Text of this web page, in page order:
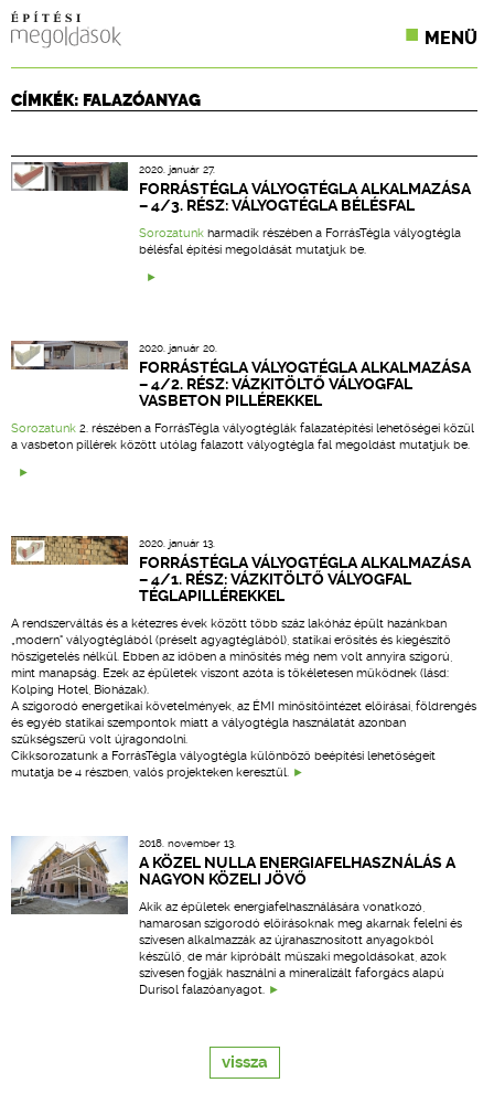
MENÜ
CPR TERMÉKKIÍRÁS
ÉPÍTÉSI JOG
ONLINE KÉPZÉSEK
CÍMKÉK: FALAZÓANYAG
2020. január 27.
FORRÁSTÉGLA VÁLYOGTÉGLA ALKALMAZÁSA
– 4/3. RÉSZ: VÁLYOGTÉGLA BÉLÉSFAL
Sorozatunkharmadik részében a ForrásTégla vályogtégla
bélésfal építési megoldását mutatjuk be.
2020. január 20.
FORRÁSTÉGLA VÁLYOGTÉGLA ALKALMAZÁSA
– 4/2. RÉSZ: VÁZKITÖLTŐ VÁLYOGFAL
VASBETON PILLÉREKKEL
Sorozatunk 2. részében a ForrásTégla vályogtéglák falazatépítési lehetőségei közül
a vasbeton pillérek között utólag falazott vályogtégla fal megoldást mutatjuk be.
2020. január 13.
FORRÁSTÉGLA VÁLYOGTÉGLA ALKALMAZÁSA
– 4/1. RÉSZ: VÁZKITÖLTŐ VÁLYOGFAL
TÉGLAPILLÉREKKEL
A rendszerváltás és a kétezres évek között több száz lakóház épült hazánkban
„modern" vályogtéglából (préselt agyagtéglából), statikai erősítés és kiegészítő
hőszigetelés nélkül. Ebben az időben a minősítés még nem volt annyira szigorú,
mint manapság. Ezek az épületek viszont azóta is tökéletesen működnek (lásd:
Kolping Hotel, Bioházak).
A szigorodó energetikai követelmények, az ÉMI minősítőintézet előírásai, földrengés
és egyéb statikai szempontok miatt a vályogtégla használatát azonban
szükségszerű volt újragondolni.
Cikksorozatunk a ForrásTégla vályogtégla különböző beépítési lehetőségeit
mutatja be 4 részben, valós projekteken keresztül.
2018. november 13.
A KÖZEL NULLA ENERGIAFELHASZNÁLÁS A
NAGYON KÖZELI JÖVŐ
Akik az épületek energiafelhasználására vonatkozó,
hamarosan szigorodó előírásoknak meg akarnak felelni és
szívesen alkalmazzák az újrahasznosított anyagokból
készülő, de már kipróbált műszaki megoldásokat, azok
szívesen fogják használni a mineralizált faforgács alapú
Durisol falazóanyagot.
vissza